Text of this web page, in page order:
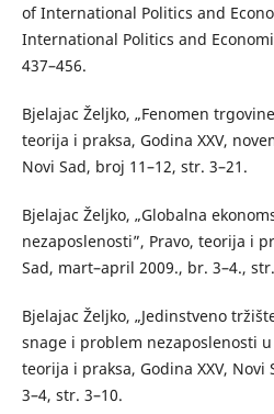
of International Politics and
International Politics and
437–456.
Bjelajac Željko, „Fenomen
teorija i praksa, Godina XXV,
Novi Sad, broj 11–12, str. 3–21.
Bjelajac Željko, „Globalna
nezaposlenosti”, Pravo, teorija i
Sad, mart–april 2009., br. 3–4.,
Bjelajac Željko, „Jedinstveno
snage i problem nezaposlenosti
teorija i praksa, Godina XXV,
3–4, str. 3–10.